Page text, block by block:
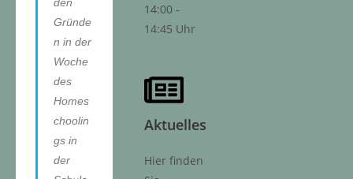
14:00 -
14:45 Uhr
Aktuelles
Hier finden
Gründe
n in der
Woche
des
Homes
choolin
gs in
der